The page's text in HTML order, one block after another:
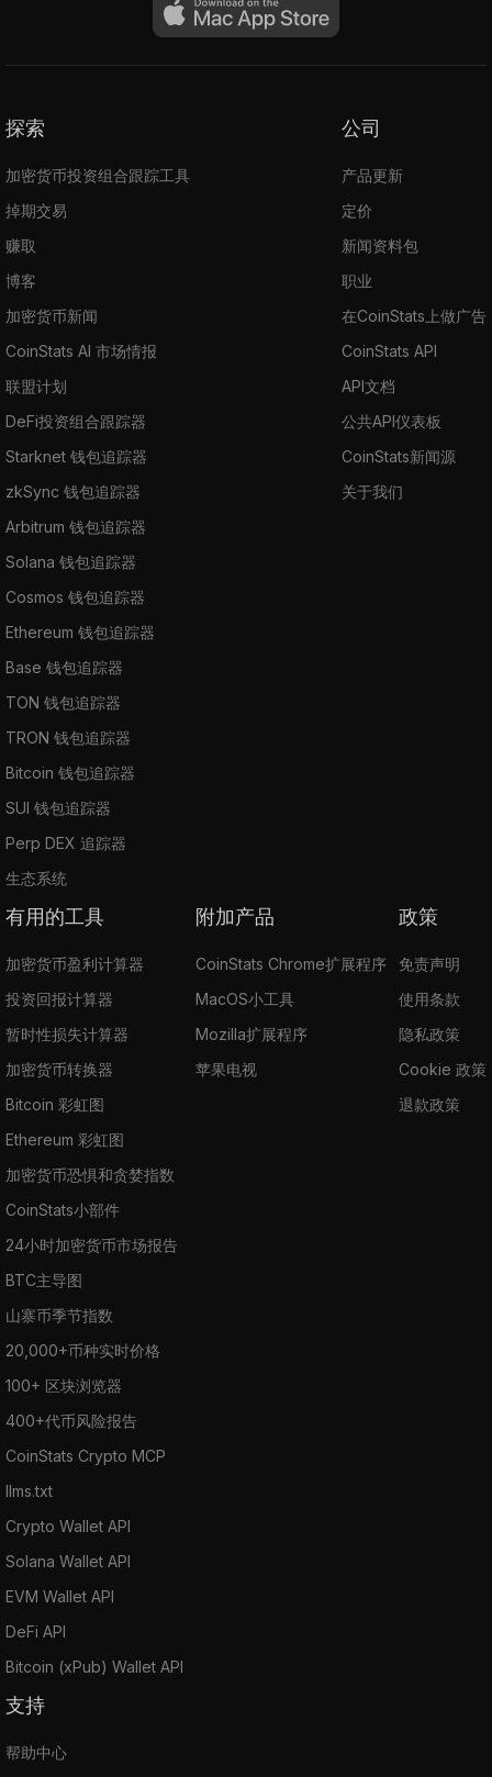
探索
加密货币投资组合跟踪工具
掉期交易
赚取
博客
加密货币新闻
CoinStats AI 市场情报
联盟计划
DeFi投资组合跟踪器
Starknet 钱包追踪器
zkSync 钱包追踪器
Arbitrum 钱包追踪器
Solana 钱包追踪器
Cosmos 钱包追踪器
Ethereum 钱包追踪器
Base 钱包追踪器
TON 钱包追踪器
TRON 钱包追踪器
Bitcoin 钱包追踪器
SUI 钱包追踪器
Perp DEX 追踪器
生态系统
公司
产品更新
定价
新闻资料包
职业
在CoinStats上做广告
CoinStats API
API文档
公共API仪表板
CoinStats新闻源
关于我们
有用的工具
加密货币盈利计算器
投资回报计算器
暂时性损失计算器
加密货币转换器
Bitcoin 彩虹图
Ethereum 彩虹图
加密货币恐惧和贪婪指数
CoinStats小部件
24小时加密货币市场报告
BTC主导图
山寨币季节指数
20,000+币种实时价格
100+ 区块浏览器
400+代币风险报告
CoinStats Crypto MCP
llms.txt
Crypto Wallet API
Solana Wallet API
EVM Wallet API
DeFi API
Bitcoin (xPub) Wallet API
附加产品
CoinStats Chrome扩展程序
MacOS小工具
Mozilla扩展程序
苹果电视
政策
免责声明
使用条款
隐私政策
Cookie 政策
退款政策
支持
帮助中心